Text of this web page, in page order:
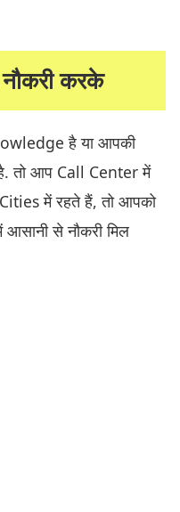
करके
है या आपकी
तो आप Call Center में
में रहते हैं, तो आपको
से नौकरी मिल